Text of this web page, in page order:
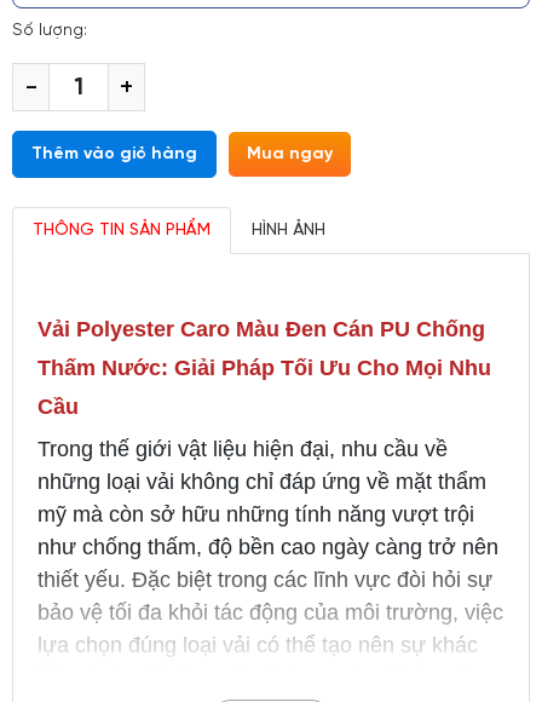
Số lượng:
- +
Thêm vào giỏ hàng Mua ngay
THÔNG TIN SẢN PHẨM HÌNH ẢNH
Vải Polyester Caro Màu Đen Cán PU Chống
Thấm Nước: Giải Pháp Tối Ưu Cho Mọi Nhu
Cầu
Trong thế giới vật liệu hiện đại, nhu cầu về
những loại vải không chỉ đáp ứng về mặt thẩm
mỹ mà còn sở hữu những tính năng vượt trội
như chống thấm, độ bền cao ngày càng trở nên
thiết yếu. Đặc biệt trong các lĩnh vực đòi hỏi sự
bảo vệ tối đa khỏi tác động của môi trường, việc
lựa chọn đúng loại vải có thể tạo nên sự khác